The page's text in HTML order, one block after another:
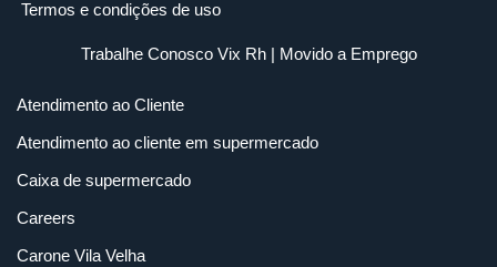
Termos e condições de uso
Trabalhe Conosco Vix Rh| Movido a Emprego
Atendimento ao Cliente
Atendimento ao cliente em supermercado
Caixa de supermercado
Careers
Carone Vila Velha